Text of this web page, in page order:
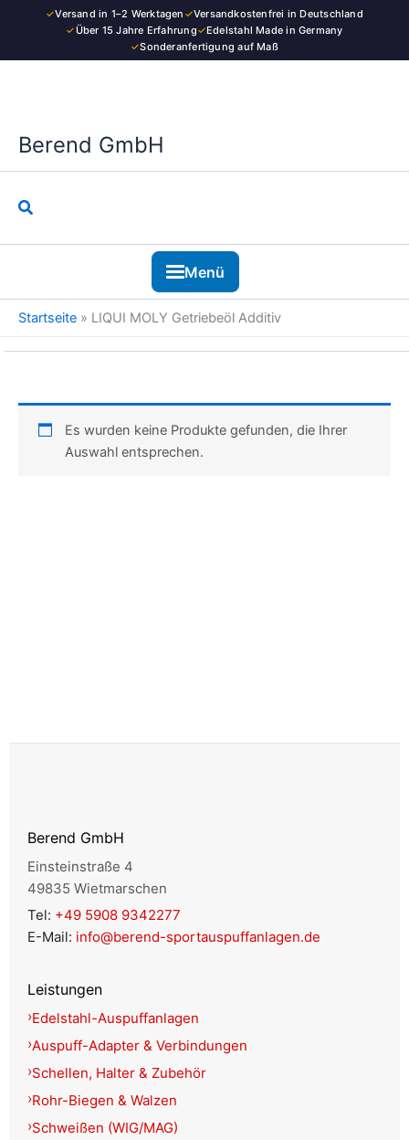
✓Versand in 1–2 Werktagen ✓Versandkostenfrei in Deutschland
✓Über 15 Jahre Erfahrung✓Edelstahl Made in Germany
✓Sonderanfertigung auf Maß
Berend GmbH
Suchen
Menü
Startseite » LIQUI MOLY Getriebeöl Additiv
Es wurden keine Produkte gefunden, die Ihrer
Auswahl entsprechen.
Berend GmbH
Einsteinstraße 4
49835 Wietmarschen
Tel: +49 5908 9342277
E-Mail: info@berend-sportauspuffanlagen.de
Leistungen
Edelstahl-Auspuffanlagen
Auspuff-Adapter & Verbindungen
Schellen, Halter & Zubehör
Rohr-Biegen & Walzen
Schweißen (WIG/MAG)